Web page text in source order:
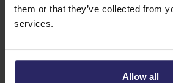
them or that they’ve collected from
services.
Allow all
Tag 2 - Wien -> Bratislava (69km)
Tag 3 - Bratislava ->